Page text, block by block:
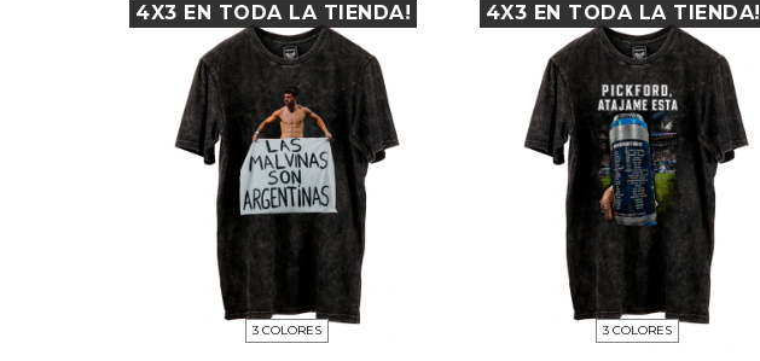
4X3 EN TODA LA TIENDA!
3 COLORES
4X3 EN TODA LA TIENDA!
3 COLORES